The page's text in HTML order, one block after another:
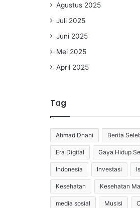
Agustus 2025
Juli 2025
Juni 2025
Mei 2025
April 2025
Tag
Ahmad Dhani Berita
Era Digital Gaya Hidup
Indonesia Investasi
Kesehatan Kesehatan
media sosial Musisi